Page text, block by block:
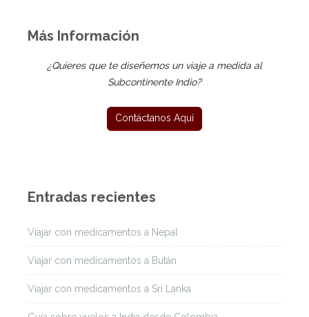
Más Información
¿Quieres que te diseñemos un viaje a medida al
Subcontinente Indio?
Entradas recientes
Viajar con medicamentos a Nepal
Viajar con medicamentos a Bután
Viajar con medicamentos a Sri Lanka